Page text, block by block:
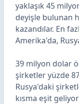
yaklaşık 45
deyişle bulunan
kazandılar. En
Amerika'da,
39 milyon dolar
şirketler yüzde
Rusya'daki
kısma eşit